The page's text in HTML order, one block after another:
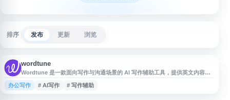
排序 发布 更新 浏览
wordtune
Wordtune 是一款面向写作与沟通场景的 AI 写作辅助工具，提供英文内容改
写、语气调整、语法优化、摘要生成等功能，适用于邮件、文档、社交媒体、
学习和职场写作。用户可通过网页端或浏览器扩展使用，帮助提升表达清晰度
办公写作 # AI写作 # 写作辅助